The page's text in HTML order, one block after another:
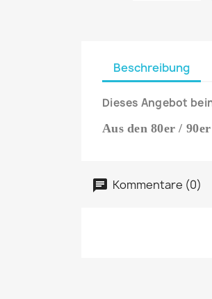
Beschreibung
Dieses Angebot
Aus den 80er /
Kommentare (0)